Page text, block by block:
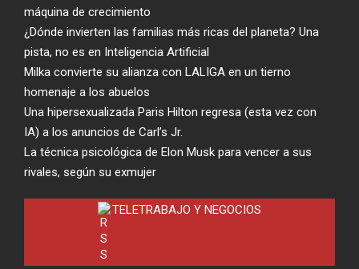
máquina de crecimiento
¿Dónde invierten las familias más ricas del planeta? Una
pista, no es en Inteligencia Artificial
Milka convierte su alianza con LALIGA en un tierno
homenaje a los abuelos
Una hipersexualizada Paris Hilton regresa (esta vez con
IA) a los anuncios de Carl’s Jr.
La técnica psicológica de Elon Musk para vencer a sus
rivales, según su exmujer
TELETRABAJO Y NEGOCIOS